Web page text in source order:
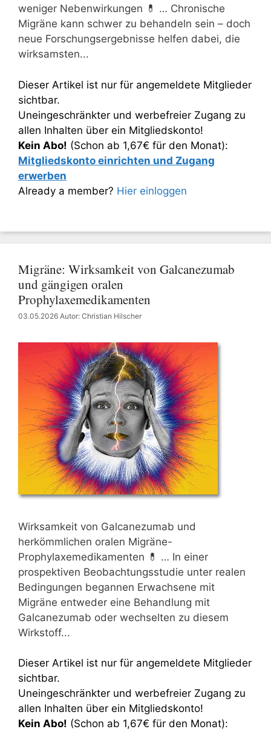
weniger Nebenwirkungen 💊 … Chronische
Migräne kann schwer zu behandeln sein – doch
neue Forschungsergebnisse helfen dabei, die
wirksamsten...
Dieser Artikel ist nur für angemeldete Mitglieder
sichtbar.
Uneingeschränkter und werbefreier Zugang zu
allen Inhalten über ein Mitgliedskonto!
Kein Abo! (Schon ab 1,67€ für den Monat):
Mitgliedskonto einrichten und Zugang
erwerben
Already a member? Hier einloggen
Migräne: Wirksamkeit von Galcanezumab
und gängigen oralen
Prophylaxemedikamenten
03.05.2026 Autor: Christian Hilscher
Wirksamkeit von Galcanezumab und
herkömmlichen oralen Migräne-
Prophylaxemedikamenten 💊 … In einer
prospektiven Beobachtungsstudie unter realen
Bedingungen begannen Erwachsene mit
Migräne entweder eine Behandlung mit
Galcanezumab oder wechselten zu diesem
Wirkstoff...
Dieser Artikel ist nur für angemeldete Mitglieder
sichtbar.
Uneingeschränkter und werbefreier Zugang zu
allen Inhalten über ein Mitgliedskonto!
Kein Abo! (Schon ab 1,67€ für den Monat):